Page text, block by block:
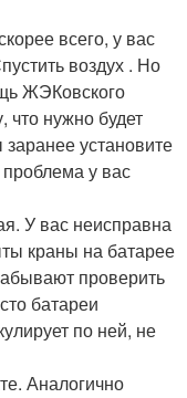
всего, у вас
воздух . Но
ЖЭКовского
что нужно будет
установите
у вас
У вас неисправна
краны на батарее
проверить
батареи
по ней, не
Аналогично